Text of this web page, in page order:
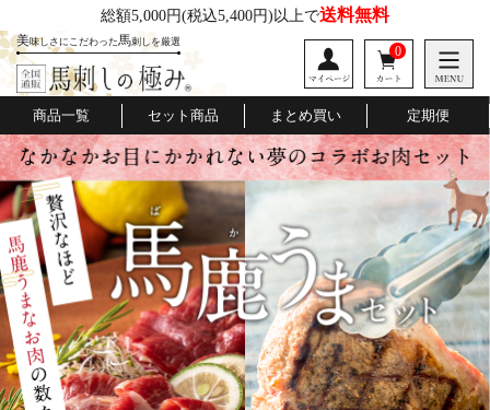
総額5,000円(税込5,400円)以上で送料無料
美味しさにこだわった 馬刺しを厳選
0
商品一覧 セット商品 まとめ買い 定期便
桜道 口福便 極みの会